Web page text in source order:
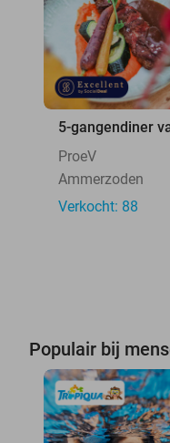
5-gangendiner
ProeV
Ammerzoden
Verkocht: 88
Populair bij